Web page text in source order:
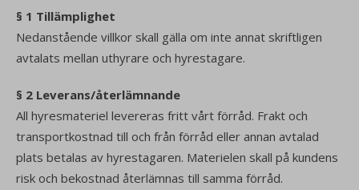
§ 1 Tillämplighet
Nedanstående villkor skall gälla om inte annat skriftligen
avtalats mellan uthyrare och hyrestagare.
§ 2 Leverans/återlämnande
All hyresmateriel levereras fritt vårt förråd. Frakt och
transportkostnad till och från förråd eller annan avtalad
plats betalas av hyrestagaren. Materielen skall på kundens
risk och bekostnad återlämnas till samma förråd.